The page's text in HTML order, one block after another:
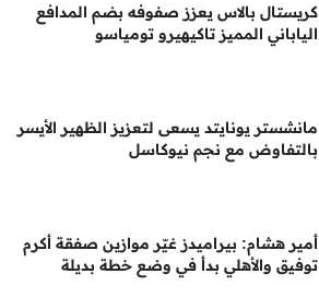
كريستال بالاس يعزز صفوفه بضم المدافع
الياباني المميز تاكيهيرو تومياسو
مانشستر يونايتد يسعى لتعزيز الظهير الأيسر
بالتفاوض مع نجم نيوكاسل
أمير هشام: بيراميدز غيّر موازين صفقة أكرم
توفيق والأهلي بدأ في وضع خطة بديلة